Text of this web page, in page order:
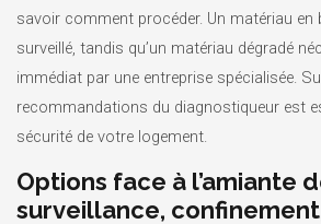
savoir comment procéder. Un matériau
surveillé, tandis qu’un matériau dégradé
immédiat par une entreprise spécialisée.
recommandations du diagnostiqueur est
sécurité de votre logement.
Options face à l’amiante
surveillance,